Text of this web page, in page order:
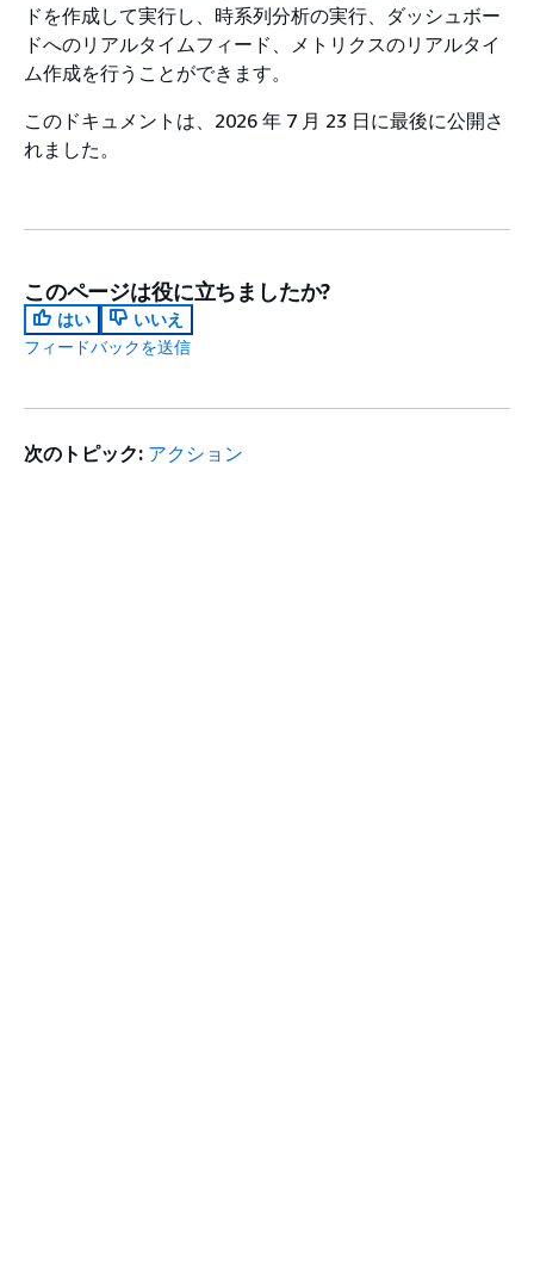
ドを作成して実行し、時系列分析の実行、ダッシュボー
ドへのリアルタイムフィード、メトリクスのリアルタイ
ム作成を行うことができます。
このドキュメントは、2026 年 7 月 23 日に最後に公開さ
れました。
このページは役に立ちましたか?
はい
いいえ
フィードバックを送信
次のトピック: アクション